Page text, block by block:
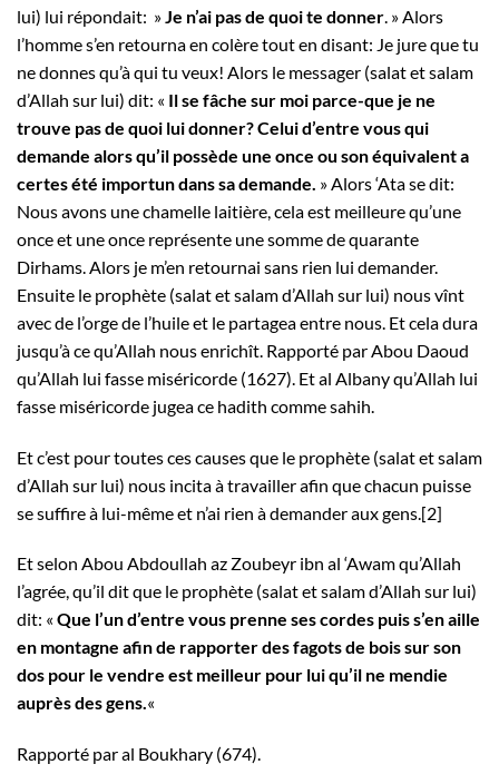
lui) lui répondait: » Je n’ai pas de quoi te donner . » Alors
l’homme s’en retourna en colère tout en disant: Je jure que tu
ne donnes qu’à qui tu veux! Alors le messager (salat et salam
d’Allah sur lui) dit: « Il se fâche sur moi parce-que je ne
trouve pas de quoi lui donner? Celui d’entre vous qui
demande alors qu’il possède une once ou son équivalent a
certes été importun dans sa demande. » Alors ‘Ata se dit:
Nous avons une chamelle laitière, cela est meilleure qu’une
once et une once représente une somme de quarante
Dirhams. Alors je m’en retournai sans rien lui demander.
Ensuite le prophète (salat et salam d’Allah sur lui) nous vînt
avec de l’orge de l’huile et le partagea entre nous. Et cela dura
jusqu’à ce qu’Allah nous enrichît. Rapporté par Abou Daoud
qu’Allah lui fasse miséricorde (1627). Et al Albany qu’Allah lui
fasse miséricorde jugea ce hadith comme sahih.
Et c’est pour toutes ces causes que le prophète (salat et salam
d’Allah sur lui) nous incita à travailler afin que chacun puisse
se suffire à lui-même et n’ai rien à demander aux gens. [2]
Et selon Abou Abdoullah az Zoubeyr ibn al ‘Awam qu’Allah
l’agrée, qu’il dit que le prophète (salat et salam d’Allah sur lui)
dit: « Que l’un d’entre vous prenne ses cordes puis s’en aille
en montagne afin de rapporter des fagots de bois sur son
dos pour le vendre est meilleur pour lui qu’il ne mendie
auprès des gens.«
Rapporté par al Boukhary (674).